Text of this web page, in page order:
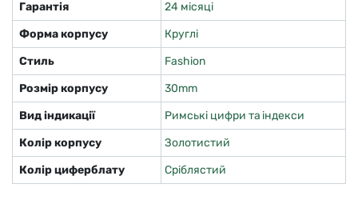
Гарантія
24 місяці
Форма корпусу
Круглі
Стиль
Fashion
Розмір корпусу
30mm
Вид індикації
Римські цифри та індекси
Колір корпусу
Золотистий
Колір циферблату
Сріблястий